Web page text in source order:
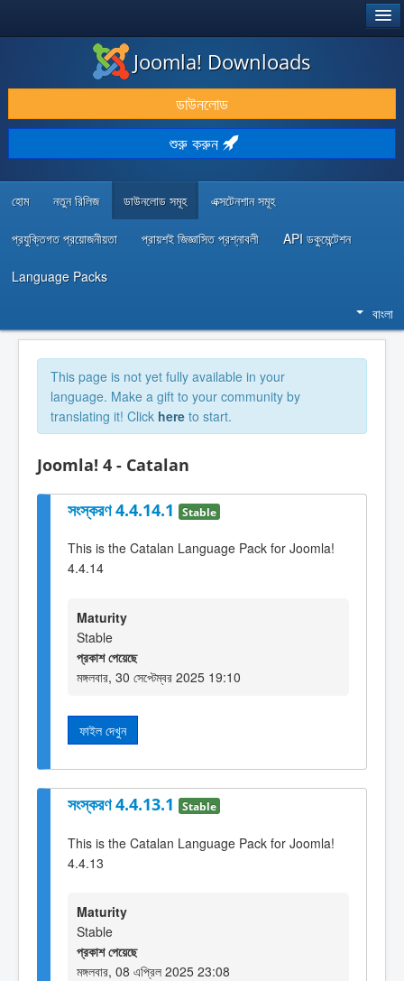
ডাউনলোড & প্রসারিত করুন
আবিষ্কার & শিখুন
কমিউনিটি & সহায়তা
Joomla! Downloads
ডাউনলোড
শুরু করুন
হোম নতুন রিলিজ ডাউনলোড সমূহ এক্সটেনশান সমূহ
প্রযুক্তিগত প্রয়োজনীয়তা প্রায়শই জিজ্ঞাসিত প্রশ্নাবলী API ডকুমেন্টেশন
Language Packs
বাংলা
This page is not yet fully available in your
language. Make a gift to your community by
translating it! Click here to start.
Joomla! 4 - Catalan
সংস্করণ 4.4.14.1 Stable
This is the Catalan Language Pack for Joomla!
4.4.14
Maturity
Stable
প্রকাশ পেয়েছে
মঙ্গলবার, 30 সেপ্টেম্বর 2025 19:10
ফাইল দেখুন
সংস্করণ 4.4.13.1 Stable
This is the Catalan Language Pack for Joomla!
4.4.13
Maturity
Stable
প্রকাশ পেয়েছে
মঙ্গলবার, 08 এপ্রিল 2025 23:08